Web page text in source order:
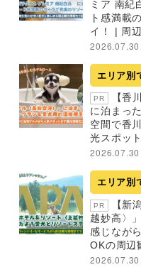
ミア 南紀
ト感満載
イ！ | 周
2026.07.30
エリア別
PR
【香
に泊まっ
空間で香
光スポッ
2026.07.30
エリア別
PR
【新
越妙高〉
感じなが
OKの周辺
2026.07.30